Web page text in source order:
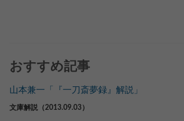
おすすめ記事
山本兼一「『一刀斎夢録』解説」
文庫解説（2013.09.03）